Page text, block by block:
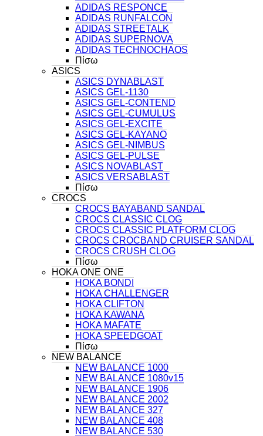
ADIDAS RESPONCE
ADIDAS RUNFALCON
ADIDAS STREETALK
ADIDAS SUPERNOVA
ADIDAS TECHNOCHAOS
Πίσω
ASICS
ASICS DYNABLAST
ASICS GEL-1130
ASICS GEL-CONTEND
ASICS GEL-CUMULUS
ASICS GEL-EXCITE
ASICS GEL-KAYANO
ASICS GEL-NIMBUS
ASICS GEL-PULSE
ASICS NOVABLAST
ASICS VERSABLAST
Πίσω
CROCS
CROCS BAYABAND SANDAL
CROCS CLASSIC CLOG
CROCS CLASSIC PLATFORM CLOG
CROCS CROCBAND CRUISER SANDAL
CROCS CRUSH CLOG
Πίσω
HOKA ONE ONE
HOKA BONDI
HOKA CHALLENGER
HOKA CLIFTON
HOKA KAWANA
HOKA MAFATE
HOKA SPEEDGOAT
Πίσω
NEW BALANCE
NEW BALANCE 1000
NEW BALANCE 1080v15
NEW BALANCE 1906
NEW BALANCE 2002
NEW BALANCE 327
NEW BALANCE 408
NEW BALANCE 530